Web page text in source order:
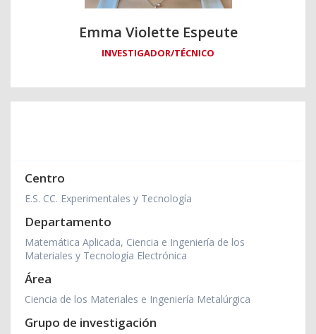
Emma Violette Espeute
INVESTIGADOR/TÉCNICO
Centro
E.S. CC. Experimentales y Tecnología
Departamento
Matemática Aplicada, Ciencia e Ingeniería de los
Materiales y Tecnología Electrónica
Área
Ciencia de los Materiales e Ingeniería Metalúrgica
Grupo de investigación